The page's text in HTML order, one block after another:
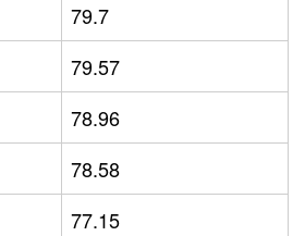
79.7
79.57
78.96
78.58
77.15